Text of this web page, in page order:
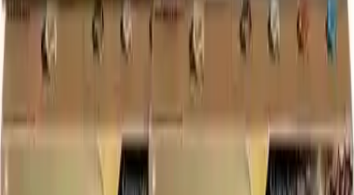
Kapsül kahveler, %100 kahve çekirdeği kullanılarak üretilir ve
herhangi bir katkı maddesi içermez. Bu, ürünlerin doğallığını ve saf
lezzetini korumasını sağlar. Paketleme aşamasında ise, azot gazı ile
dolum gerçekleştirilir. Bu yöntem, kahvenin oksijenle temasını en
aza indirerek, tazeliğini ve aromalarını uzun süre muhafaza eder.
Kullanılan aluminyum torbalar, valfli ve kilitli doypack
özellikleriyle, kahvenin tazeliğini koruma konusunda üst düzey
performans gösterir. Kapanabilir özellikleri sayesinde, kalan kahve
tekrar taze bir şekilde saklanabilir ve kullanım ömrü uzatılır.
Tüketim ve Saklama Tavsiyeleri